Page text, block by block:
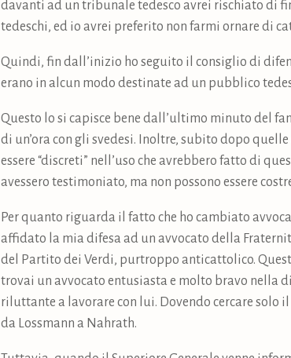
davanti ad un tribunale tedesco avrei rischiato di
tedeschi, ed io avrei preferito non farmi ornare di
Quindi, fin dall’inizio ho seguito il consiglio di
erano in alcun modo destinate ad un pubblico
Questo lo si capisce bene dall’ultimo minuto del
di un’ora con gli svedesi. Inoltre, subito dopo
essere “discreti” nell’uso che avrebbero fatto di
avessero testimoniato, ma non possono essere
Per quanto riguarda il fatto che ho cambiato
affidato la mia difesa ad un avvocato della
del Partito dei Verdi, purtroppo anticattolico.
trovai un avvocato entusiasta e molto bravo nella
riluttante a lavorare con lui. Dovendo cercare solo
da Lossmann a Nahrath.